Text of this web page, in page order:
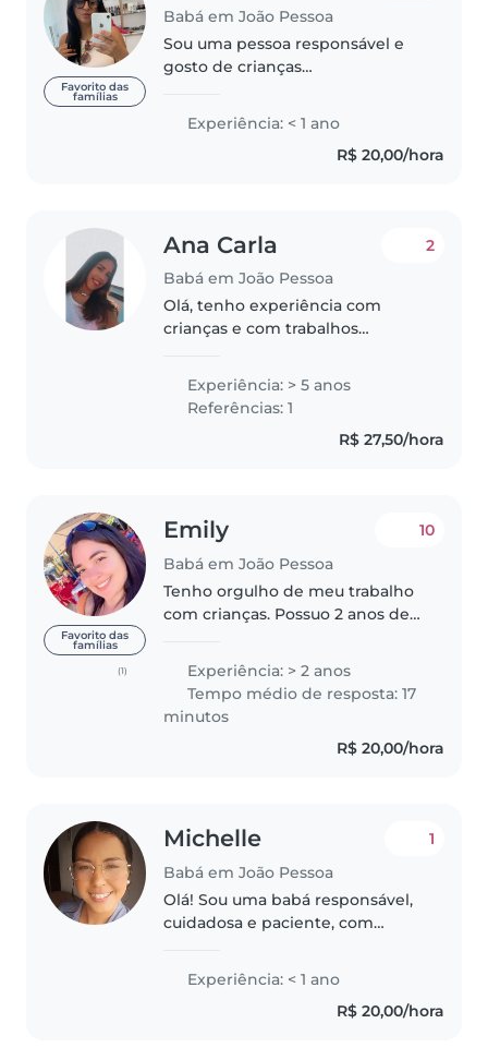
Favorito das
famílias
Babá em João Pessoa
Sou uma pessoa responsável e
gosto de crianças
criança de quase 1 aninho Pego
as funções rápido ,sou muito
Experiência: < 1 ano
R$ 20,00/hora
Ana Carla
Babá em João Pessoa
2
Olá, tenho experiência com
crianças e com trabalhos
Terminei o ensino médio em
2019. Gosto de crianças, de
Experiência: > 5 anos
Referências: 1
R$ 27,50/hora
Favorito das
famílias
(1)
Emily
Babá em João Pessoa
10
Tenho orgulho de meu trabalho
com crianças. Possuo 2 anos de
crianças pequenas, pré-escolares
e escolares, incluindo aquelas
com necessidades especiais,..
Experiência: > 2 anos
Tempo médio de resposta: 17
minutos
R$ 20,00/hora
Michelle
Babá em João Pessoa
1
Olá! Sou uma babá responsável,
cuidadosa e paciente, com
e música. Tenho experiência com
crianças de todas as idades,
desde bebês até escolares. Sou..
Experiência: < 1 ano
R$ 20,00/hora